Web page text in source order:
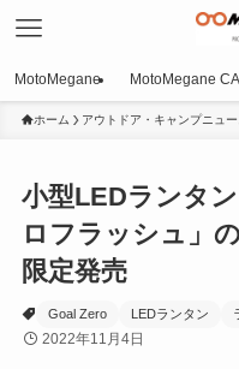
MotoMegane MotoMegane
ホーム アウトドア・キャンプニュー
小型LEDランタ
ロフラッシュ」
限定発売
Goal Zero LEDランタン
2022年11月4日